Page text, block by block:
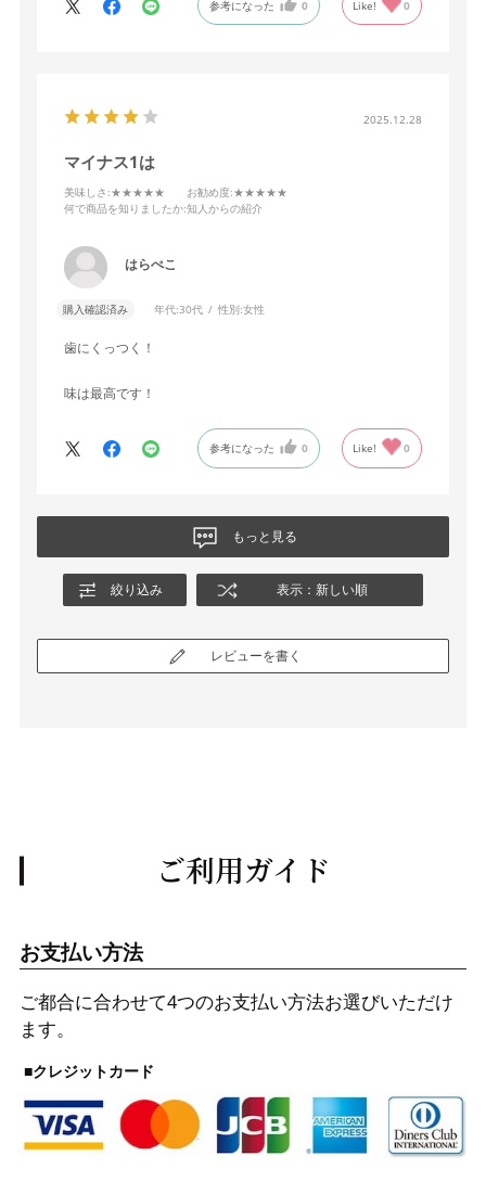
参考になった 0 Like! 0
2025.12.28
マイナス1は
美味しさ :★★★★★ お勧め度:★★★★★
何で商品を知りましたか:知人からの紹介
はらぺこ
購入確認済み 年代:30代 性別:女性
歯にくっつく！
味は最高です！
参考になった 0 Like! 0
もっと見る
絞り込み 表示：新しい順
レビューを書く
ご利用ガイド
お支払い方法
ご都合に合わせて4つのお支払い方法お選びいただけ
ます。
■クレジットカード